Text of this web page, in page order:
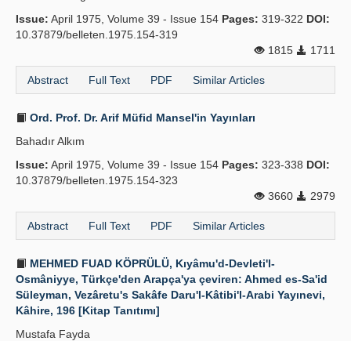
Issue: April 1975, Volume 39 - Issue 154 Pages: 319-322 DOI:
10.37879/belleten.1975.154-319
1815
1711
Abstract Full Text PDF Similar Articles
Ord. Prof. Dr. Arif Müfid Mansel'in Yayınları
Bahadır Alkım
Issue: April 1975, Volume 39 - Issue 154 Pages: 323-338 DOI:
10.37879/belleten.1975.154-323
3660
2979
Abstract Full Text PDF Similar Articles
MEHMED FUAD KÖPRÜLÜ, Kıyâmu'd-Devleti'l-
Osmâniyye, Türkçe'den Arapça'ya çeviren: Ahmed es-Sa'id
Süleyman, Vezâretu's Sakâfe Daru'l-Kâtibi'l-Arabi Yayınevi,
Kâhire, 196 [Kitap Tanıtımı]
Mustafa Fayda